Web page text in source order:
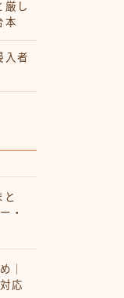
厳し
本
入者
と
・
｜
応